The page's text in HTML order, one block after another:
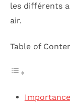
les différents
air.
Table of